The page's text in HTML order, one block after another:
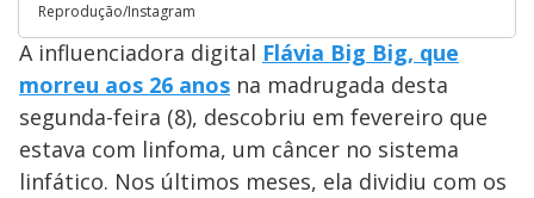
Reprodução/Instagram
A influenciadora digital Flávia Big Big, que
morreu aos 26 anos na madrugada desta
segunda-feira (8), descobriu em fevereiro que
estava com linfoma, um câncer no sistema
linfático. Nos últimos meses, ela dividiu com os